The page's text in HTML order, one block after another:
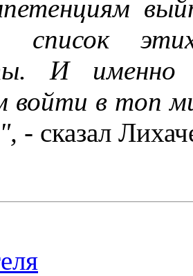
список
И
войти в топ
- сказал